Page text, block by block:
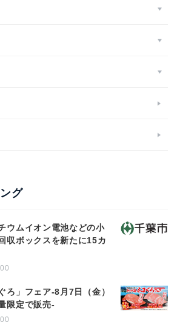
グ
ウムイオン電池などの小
収ボックスを新たに15カ
ろ」フェア-8月7日（金）
限定で販売-